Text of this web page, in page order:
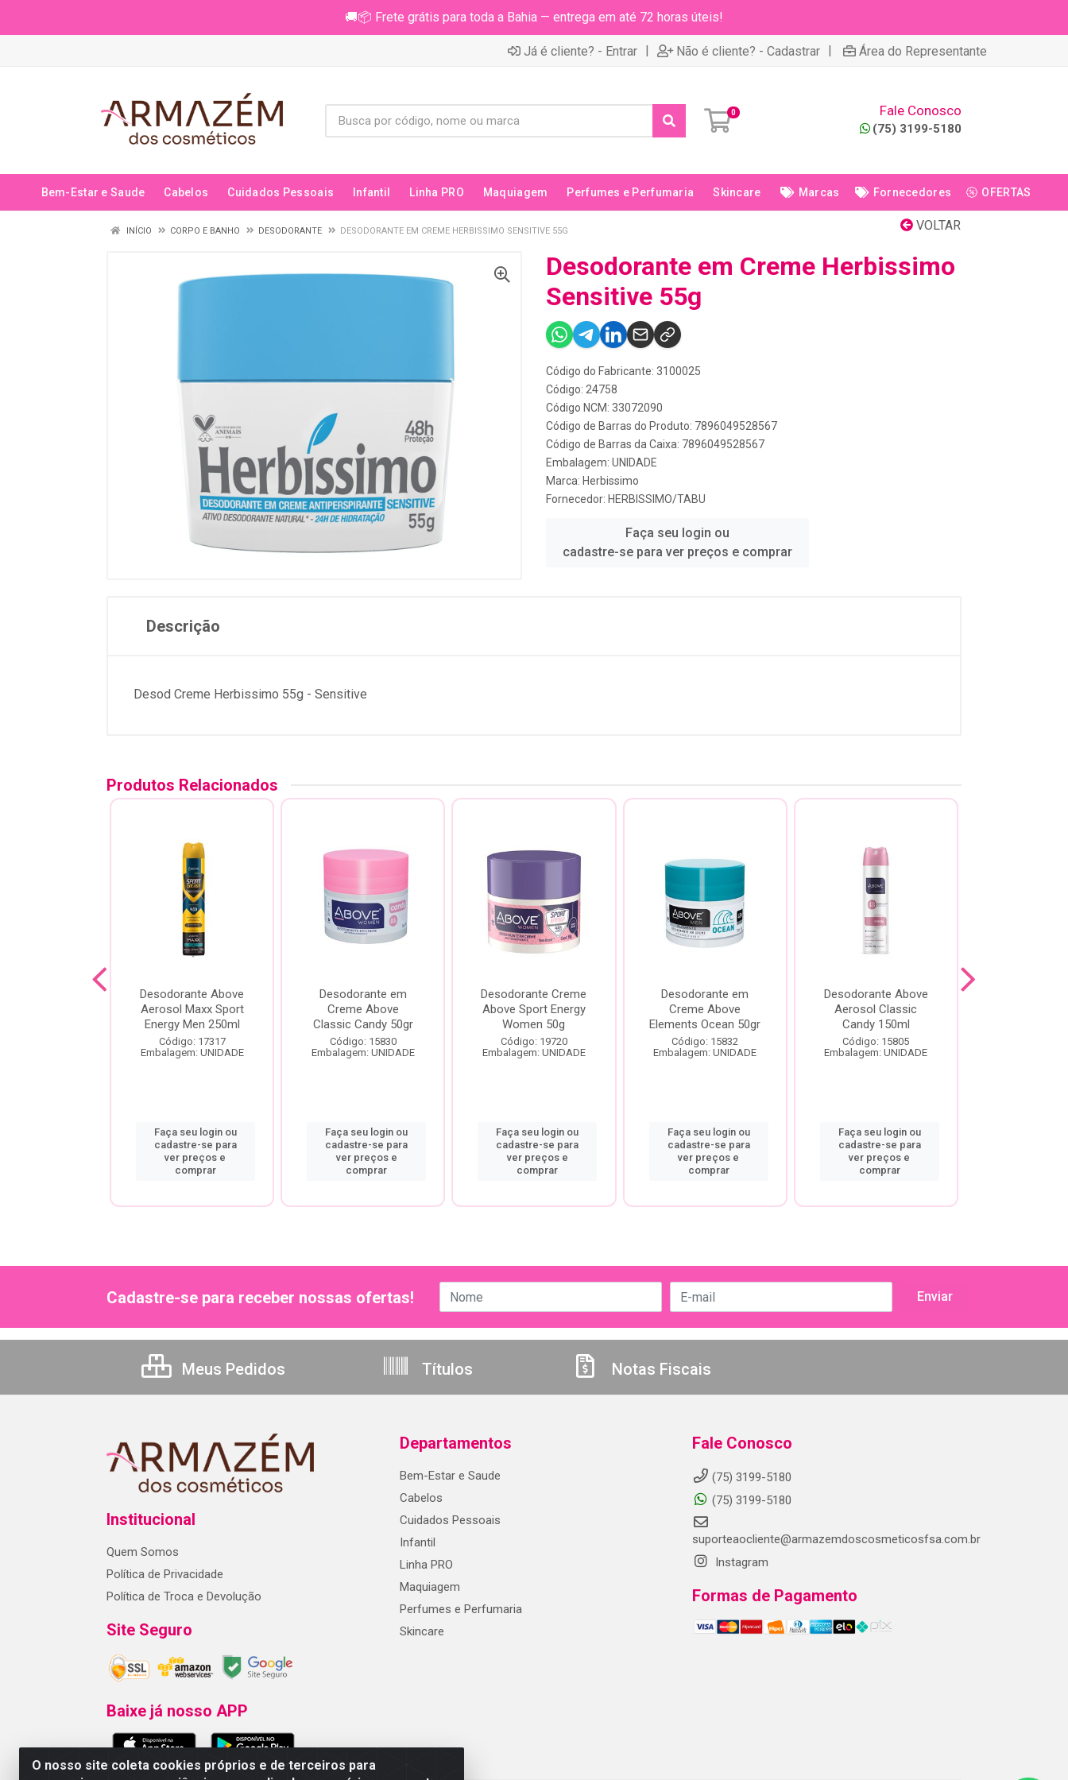
🚚📦 Frete grátis para toda a Bahia — entrega em até 72 horas úteis!
Já é cliente? - Entrar | Não é cliente? - Cadastrar | Área do Representante
0 Fale Conosco
(75) 3199-5180
Bem-Estar e Saude Cabelos Cuidados Pessoais Infantil Linha PRO Maquiagem Perfumes e Perfumaria Skincare Marcas Fornecedores OFERTAS
VOLTAR
INÍCIO CORPO E BANHO DESODORANTE DESODORANTE EM CREME HERBISSIMO SENSITIVE 55G
Desodorante em Creme Herbissimo
Sensitive 55g
Código do Fabricante: 3100025
Código: 24758
Código NCM: 33072090
Código de Barras do Produto: 7896049528567
Código de Barras da Caixa: 7896049528567
Embalagem: UNIDADE
Marca: Herbissimo
Fornecedor: HERBISSIMO/TABU
Faça seu login ou
cadastre-se para ver preços e comprar
Descrição
Desod Creme Herbissimo 55g - Sensitive
Produtos Relacionados
Desodorante Above
Aerosol Maxx Sport
Energy Men 250ml
Código: 17317
Embalagem: UNIDADE
Faça seu login ou
cadastre-se para
ver preços e
comprar
Desodorante em
Creme Above
Classic Candy 50gr
Código: 15830
Embalagem: UNIDADE
Faça seu login ou
cadastre-se para
ver preços e
comprar
Desodorante Creme
Above Sport Energy
Women 50g
Código: 19720
Embalagem: UNIDADE
Faça seu login ou
cadastre-se para
ver preços e
comprar
Desodorante em
Creme Above
Elements Ocean 50gr
Código: 15832
Embalagem: UNIDADE
Faça seu login ou
cadastre-se para
ver preços e
comprar
Desodorante Above
Aerosol Classic
Candy 150ml
Código: 15805
Embalagem: UNIDADE
Faça seu login ou
cadastre-se para
ver preços e
comprar
O nosso site coleta cookies próprios e de terceiros para
Cadastre-se para receber nossas ofertas!
Meus Pedidos Títulos Notas Fiscais
Institucional
Quem Somos
Política de Privacidade
Política de Troca e Devolução
Site Seguro
Baixe já nosso APP
Departamentos
Bem-Estar e Saude
Cabelos
Cuidados Pessoais
Infantil
Linha PRO
Maquiagem
Perfumes e Perfumaria
Skincare
Fale Conosco
(75) 3199-5180
(75) 3199-5180
suporteaocliente@armazemdoscosmeticosfsa.com.br
Instagram
Formas de Pagamento